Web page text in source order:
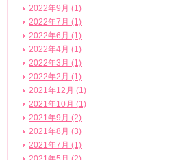
2022年9月 (1)
2022年7月 (1)
2022年6月 (1)
2022年4月 (1)
2022年3月 (1)
2022年2月 (1)
2021年12月 (1)
2021年10月 (1)
2021年9月 (2)
2021年8月 (3)
2021年7月 (1)